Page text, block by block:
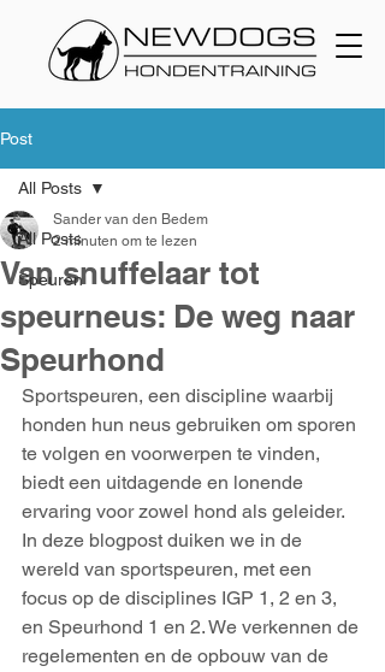
Post
All Posts
Speuren
All Posts
Van snuffelaar tot
speurneus: De weg naar
Speurhond
Sander van den Bedem
2 minuten om te lezen
Sportspeuren, een discipline waarbij
honden hun neus gebruiken om sporen
te volgen en voorwerpen te vinden,
biedt een uitdagende en lonende
ervaring voor zowel hond als geleider.
In deze blogpost duiken we in de
wereld van sportspeuren, met een
focus op de disciplines IGP 1, 2 en 3,
en Speurhond 1 en 2. We verkennen de
regelementen en de opbouw van de